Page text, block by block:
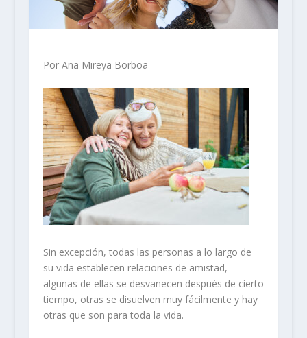
Por Ana Mireya Borboa
Sin excepción, todas las personas a lo largo de
su vida establecen relaciones de amistad,
algunas de ellas se desvanecen después de cierto
tiempo, otras se disuelven muy fácilmente y hay
otras que son para toda la vida.